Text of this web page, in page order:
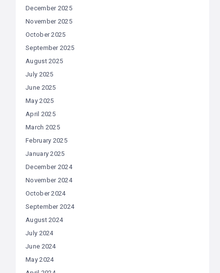
December 2025
November 2025
October 2025
September 2025
August 2025
July 2025
June 2025
May 2025
April 2025
March 2025
February 2025
January 2025
December 2024
November 2024
October 2024
September 2024
August 2024
July 2024
June 2024
May 2024